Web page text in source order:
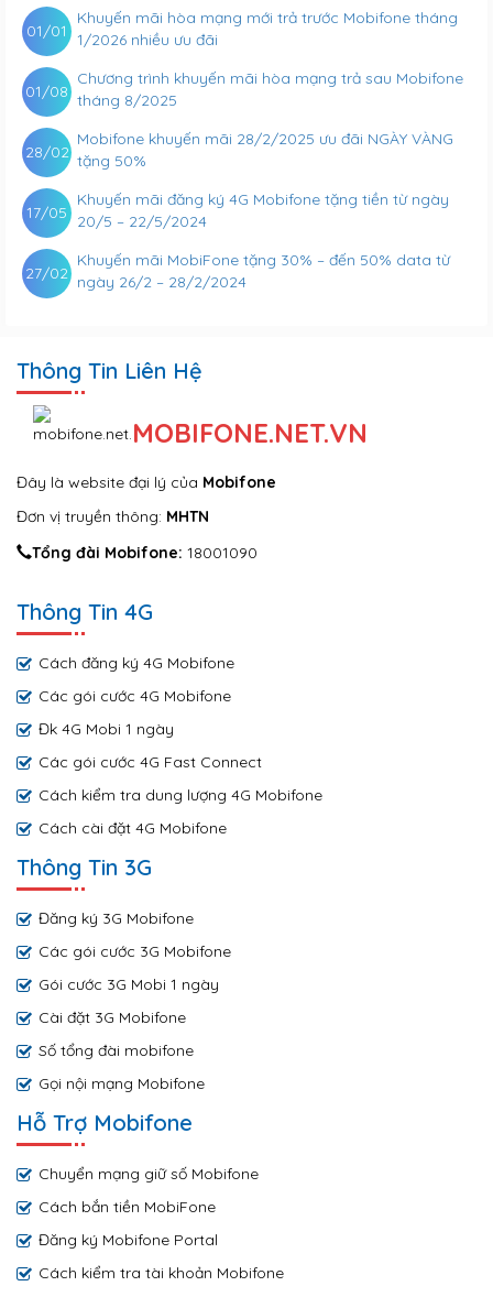
Khuyến mãi hòa mạng mới trả trước Mobifone tháng
1/2026 nhiều ưu đãi
01/01
Chương trình khuyến mãi hòa mạng trả sau Mobifone
tháng 8/2025
01/08
Mobifone khuyến mãi 28/2/2025 ưu đãi NGÀY VÀNG
tặng 50%
28/02
Khuyến mãi đăng ký 4G Mobifone tặng tiền từ ngày
20/5 – 22/5/2024
17/05
Khuyến mãi MobiFone tặng 30% – đến 50% data từ
ngày 26/2 – 28/2/2024
27/02
Thông Tin Liên Hệ
MOBIFONE.NET.VN
Đây là website đại lý của Mobifone
Đơn vị truyền thông: MHTN
Tổng đài Mobifone: 18001090
Thông Tin 4G
Cách đăng ký 4G Mobifone
Các gói cước 4G Mobifone
Đk 4G Mobi 1 ngày
Các gói cước 4G Fast Connect
Cách kiểm tra dung lượng 4G Mobifone
Cách cài đặt 4G Mobifone
Thông Tin 3G
Đăng ký 3G Mobifone
Các gói cước 3G Mobifone
Gói cước 3G Mobi 1 ngày
Cài đặt 3G Mobifone
Số tổng đài mobifone
Gọi nội mạng Mobifone
Hỗ Trợ Mobifone
Chuyển mạng giữ số Mobifone
Cách bắn tiền MobiFone
Đăng ký Mobifone Portal
Cách kiểm tra tài khoản Mobifone